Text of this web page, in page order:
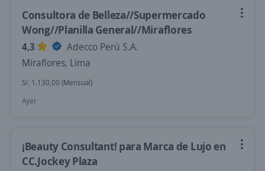
Consultora de Belleza//Supermercado
Wong//Planilla General//Miraflores
4,3
Adecco Perú S.A.
Miraflores, Lima
S/. 1.130,00 (Mensual)
Ayer
¡Beauty Consultant! para Marca de Lujo en
CC.Jockey Plaza